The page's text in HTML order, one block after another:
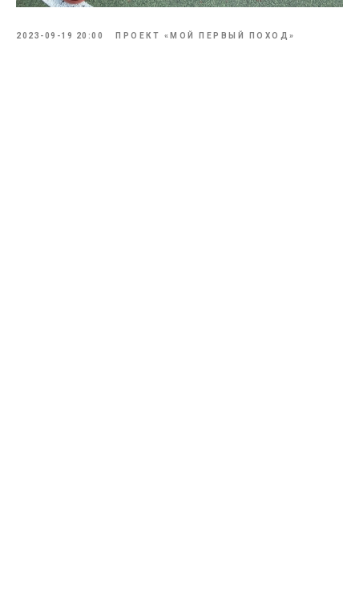
2023-09-19 20:00 ПРОЕКТ «МОЙ ПЕРВЫЙ ПОХОД»